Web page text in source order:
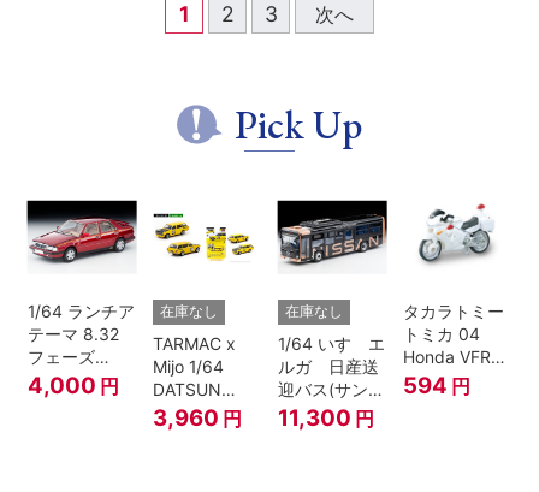
1 2 3 次へ
Pick Up
1/64 ランチア
テーマ 8.32
フェーズ
I（赤）
4,000 円
在庫なし
TARMAC x
Mijo 1/64
DATSUN
BLUEBIRD
510 WAGON
3,960 円
在庫なし
1/64 いすゞエ
ルガ 日産送
迎バス(サンラ
イズカッパー
M/ 黒）
11,300 円
タカラトミー
トミカ 04
Honda VFR
白バイ SCALE
594 円